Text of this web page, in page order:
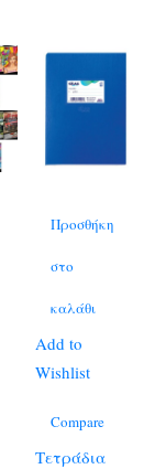
Προσθήκη
στο
καλάθι
Add to
Wishlist
Compare
Τετράδια